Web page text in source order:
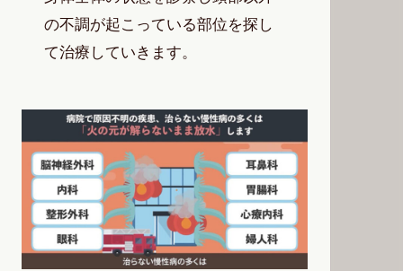
の不調が起こっている部位を探し
て治療していきます。